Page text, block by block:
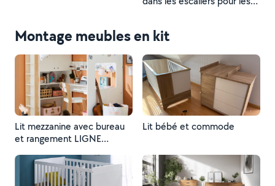
Montage meubles en kit
Lit mezzanine avec bureau
et rangement LIGNE
monter pour une cliente
Lit bébé et commode